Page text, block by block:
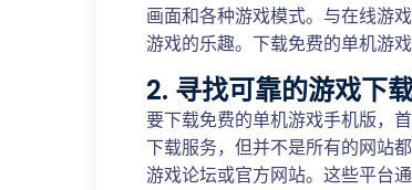
画面和各种游戏模式。与在线游
游戏的乐趣。下载免费的单机游
2. 寻找可靠的游戏下
要下载免费的单机游戏手机版，
下载服务，但并不是所有的网站
游戏论坛或官方网站。这些平台